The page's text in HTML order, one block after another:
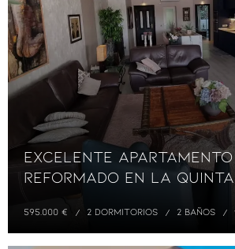
Excelente Apartamento
Reformado en La
595.000 € 2 DORMITORIOS 2 BAÑOS